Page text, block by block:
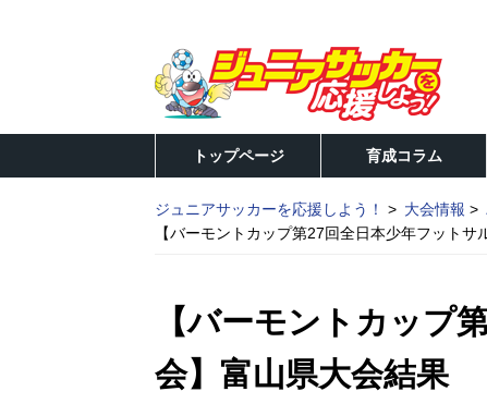
トップページ 育成コラム
ジュニアサッカーを応援しよう！ 大会情報
【バーモントカップ第27回全日本少年フットサ
【バーモントカップ
会】富山県大会結果